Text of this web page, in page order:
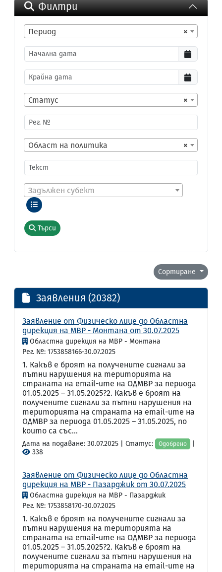
Филтри
×
Период
×
Статус
×
Област на политика
Задължен субект
Търси
Сортиране
Заявления (20382)
Заявление от Физическо лице до Областна
дирекция на МВР - Монтана от 30.07.2025
Областна дирекция на МВР - Монтана
Рег. №: 1753858166-30.07.2025
1. Какъв е броят на получените сигнали за
пътни нарушения на територията на
страната на email-ите на ОДМВР за периода
01.05.2025 – 31.05.2025?2. Какъв е броят на
получените сигнали за пътни нарушения на
територията на страната на email-ите на
ОДМВР за периода 01.05.2025 – 31.05.2025, по
които са със...
Дата на подаване: 30.07.2025 | Статус: Одобрено
338
Заявление от Физическо лице до Областна
дирекция на МВР - Пазарджик от 30.07.2025
Областна дирекция на МВР - Пазарджик
Рег. №: 1753858170-30.07.2025
1. Какъв е броят на получените сигнали за
пътни нарушения на територията на
страната на email-ите на ОДМВР за периода
01.05.2025 – 31.05.2025?2. Какъв е броят на
получените сигнали за пътни нарушения на
територията на страната на email-ите на